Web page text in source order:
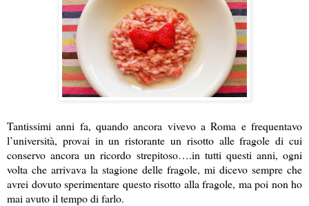
Tantissimi anni fa, quando ancora vivevo a Roma e frequentavo
l’università, provai in un ristorante un risotto alle fragole di cui
conservo ancora un ricordo strepitoso….in tutti questi anni, ogni
volta che arrivava la stagione delle fragole, mi dicevo sempre che
avrei dovuto sperimentare questo risotto alla fragole, ma poi non ho
mai avuto il tempo di farlo.